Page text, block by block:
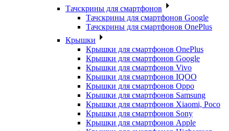
Тачскрины для смартфонов
Тачскрины для смартфонов Google
Тачскрины для смартфонов OnePlus
Крышки
Крышки для смартфонов OnePlus
Крышки для смартфонов Google
Крышки для смартфонов Vivo
Крышки для смартфонов IQOO
Крышки для смартфонов Oppo
Крышки для смартфонов Samsung
Крышки для смартфонов Xiaomi, Poco
Крышки для смартфонов Sony
Крышки для смартфонов Apple